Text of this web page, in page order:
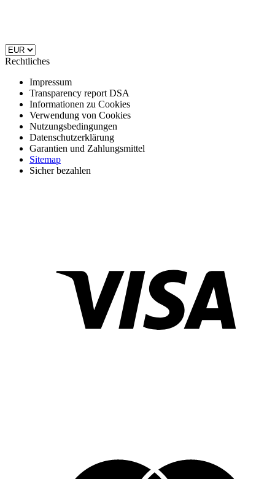
Rechtliches
Impressum
Transparency report DSA
Informationen zu Cookies
Verwendung von Cookies
Nutzungsbedingungen
Datenschutzerklärung
Garantien und Zahlungsmittel
Sitemap
Sicher bezahlen